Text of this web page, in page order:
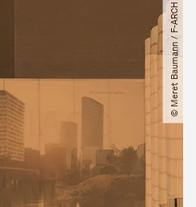
© Meret Baumann ​/​ F-ARCH